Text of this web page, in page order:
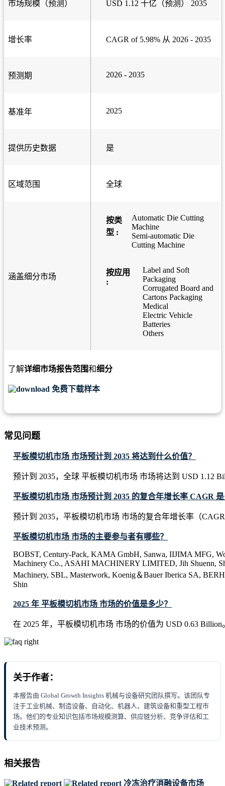
市场规模（预测） USD 1.12 十亿（预测） 2035
增长率 CAGR of 5.98% 从 2026 - 2035
预测期 2026 - 2035
基准年 2025
提供历史数据 是
区域范围 全球
涵盖细分市场
按类
型 :
Automatic Die Cutting
Machine
Semi-automatic Die
Cutting Machine
按应用
:
Label and Soft
Packaging
Corrugated Board and
Cartons Packaging
Medical
Electric Vehicle
Batteries
Others
了解详细市场报告范围和细分
免费下载样本
常见问题
平板模切机市场 市场预计到 2035 将达到什么价值？
预计到 2035，全球 平板模切机市场 市场将达到 USD 1.12
平板模切机市场 市场预计到 2035 的复合年增长率 CAGR
预计到 2035，平板模切机市场 市场的复合年增长率（
平板模切机市场 市场的主要参与者有哪些？
BOBST, Century-Pack, KAMA GmbH, Sanwa, IIJIMA MFG,
Machinery Co., ASAHI MACHINERY LIMITED, Jih Shuenn,
Machinery, SBL, Masterwork, Koenig＆Bauer Iberica SA,
Shin
2025 年 平板模切机市场 市场的价值是多少？
在 2025 年，平板模切机市场 市场的价值为 USD 0.63 Billion
关于作者：
本报告由 Global Growth Insights 机械与设备研究团队撰写。该团队专
注于工业机械、制造设备、自动化、机器人、建筑设备和重型工程市
场。他们的专业知识包括市场规模测算、供应链分析、竞争评估和工
业技术预测。
相关报告
冷冻治疗消融设备市场